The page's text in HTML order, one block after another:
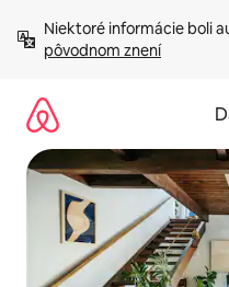
obsah.
Niektoré informácie boli
pôvodnom znení